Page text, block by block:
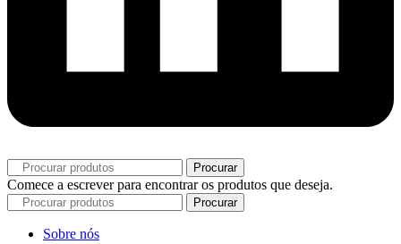
Procurar
Comece a escrever para encontrar os produtos que deseja.
Procurar
Sobre nós